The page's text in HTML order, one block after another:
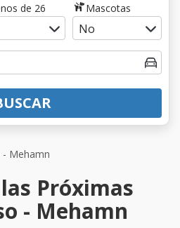
- Mehamn
de 26 Mascotas
Próximas
- Mehamn